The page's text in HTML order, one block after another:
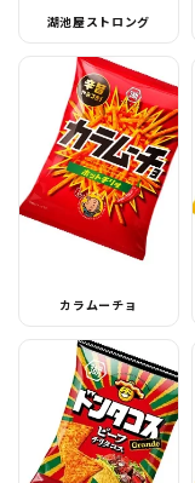
湖池屋ストロング
カラムーチョ